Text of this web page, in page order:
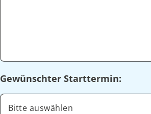
Gewünschter Starttermin:
Bitte auswählen